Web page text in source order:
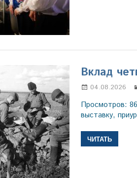
Вклад
04.08.2026
Просмотров:
выставку,
ЧИТАТЬ